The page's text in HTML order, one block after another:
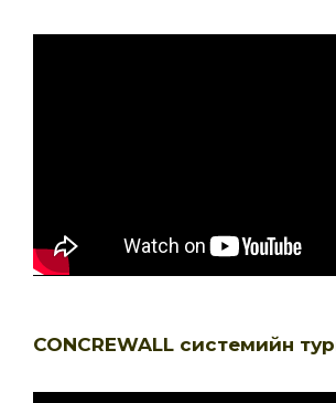
CONCREWALL системийн